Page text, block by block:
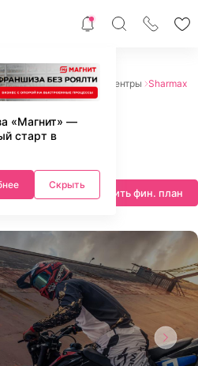
«Магнит» —
старт в
Скрыть
авто Детейлинг центры Sharmax
Запросить фин. план